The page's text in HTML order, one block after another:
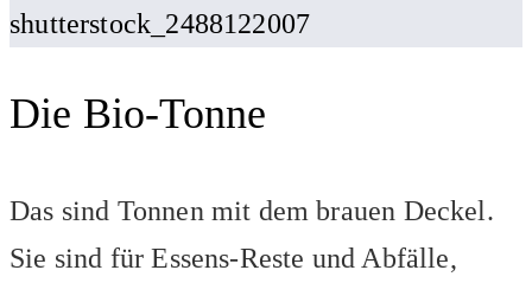
shutterstock_2488122007
Die Bio-Tonne
Das sind Tonnen mit dem brauen Deckel.
Sie sind für Essens-Reste und Abfälle,